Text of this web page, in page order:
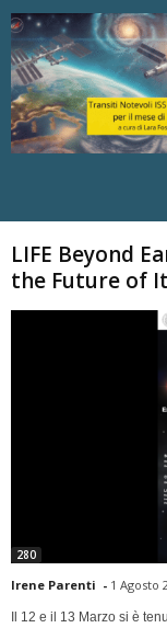
LIFE Beyond
the Future of
280
Irene Parenti - 1 Agosto
Il 12 e il 13 Marzo si è